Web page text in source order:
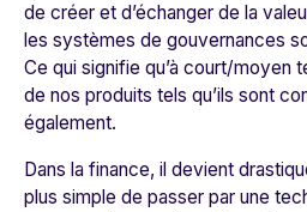
de créer et d’échanger de la
les systèmes de gouvernances
Ce qui signifie qu’à court/moyen
de nos produits tels qu’ils sont
également.
Dans la finance, il devient
plus simple de passer par une